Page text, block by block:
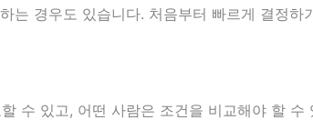
경우도 있습니다. 처음부터 빠르게 결정하
수 있고, 어떤 사람은 조건을 비교해야 할 수